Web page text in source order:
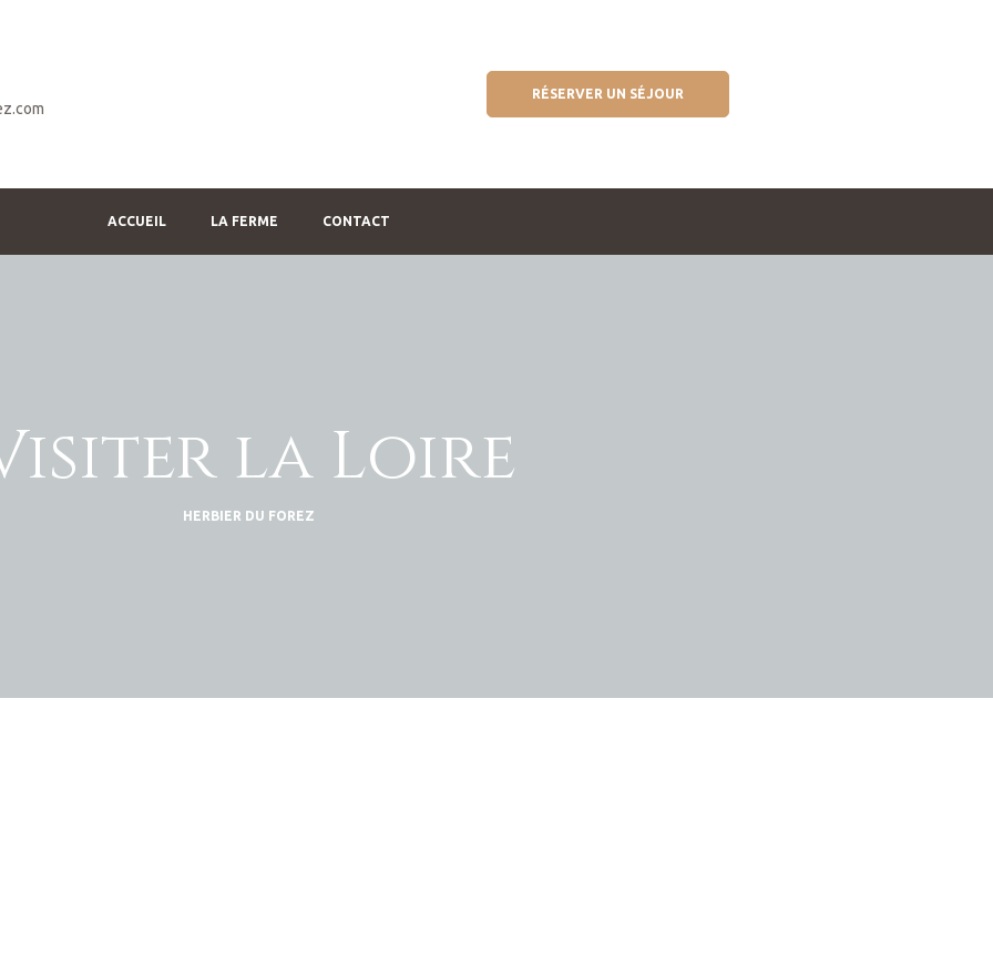
RÉSERVER UN SÉJOUR
ACCUEIL LA FERME CONTACT
la Loire
HERBIER DU FOREZ